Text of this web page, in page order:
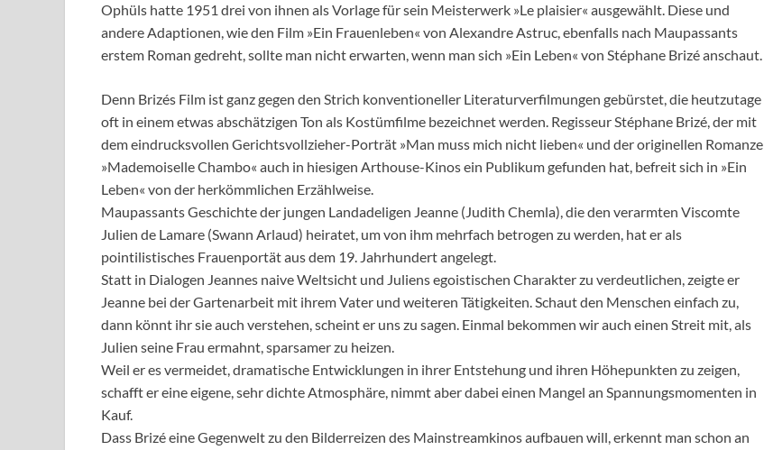
Ophüls hatte 1951 drei von ihnen als Vorlage für sein Meisterwerk »Le plaisier« ausgewählt. Diese und
andere Adaptionen, wie den Film »Ein Frauenleben« von Alexandre Astruc, ebenfalls nach Maupassants
erstem Roman gedreht, sollte man nicht erwarten, wenn man sich »Ein Leben« von Stéphane Brizé anschaut.
Denn Brizés Film ist ganz gegen den Strich konventioneller Literaturverfilmungen gebürstet, die heutzutage
oft in einem etwas abschätzigen Ton als Kostümfilme bezeichnet werden. Regisseur Stéphane Brizé, der mit
dem eindrucksvollen Gerichtsvollzieher-Porträt »Man muss mich nicht lieben« und der originellen Romanze
»Mademoiselle Chambo« auch in hiesigen Arthouse-Kinos ein Publikum gefunden hat, befreit sich in »Ein
Leben« von der herkömmlichen Erzählweise.
Maupassants Geschichte der jungen Landadeligen Jeanne (Judith Chemla), die den verarmten Viscomte
Julien de Lamare (Swann Arlaud) heiratet, um von ihm mehrfach betrogen zu werden, hat er als
pointilistisches Frauenportät aus dem 19. Jahrhundert angelegt.
Statt in Dialogen Jeannes naive Weltsicht und Juliens egoistischen Charakter zu verdeutlichen, zeigte er
Jeanne bei der Gartenarbeit mit ihrem Vater und weiteren Tätigkeiten. Schaut den Menschen einfach zu,
dann könnt ihr sie auch verstehen, scheint er uns zu sagen. Einmal bekommen wir auch einen Streit mit, als
Julien seine Frau ermahnt, sparsamer zu heizen.
Weil er es vermeidet, dramatische Entwicklungen in ihrer Entstehung und ihren Höhepunkten zu zeigen,
schafft er eine eigene, sehr dichte Atmosphäre, nimmt aber dabei einen Mangel an Spannungsmomenten in
Kauf.
Dass Brizé eine Gegenwelt zu den Bilderreizen des Mainstreamkinos aufbauen will, erkennt man schon an